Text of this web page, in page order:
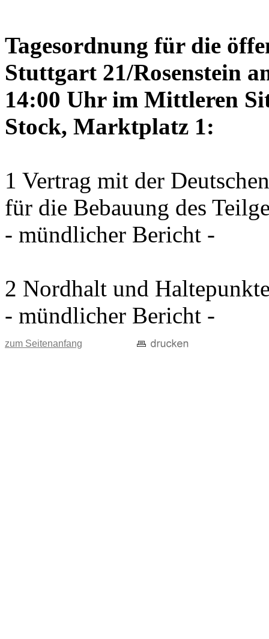
Tagesordnung für die
Stuttgart 21/Rosenstein
14:00 Uhr im Mittleren
Stock, Marktplatz 1:
1 Vertrag mit der
für die Bebauung des
- mündlicher Bericht -
2 Nordhalt und
- mündlicher Bericht -
zum Seitenanfang